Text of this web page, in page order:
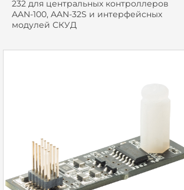
232 для центральных контроллеров
AAN-100, AAN-32S и интерфейсных
модулей СКУД